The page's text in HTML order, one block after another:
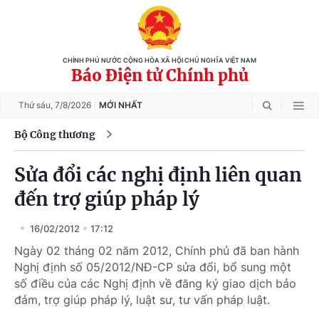
CHÍNH PHỦ NƯỚC CỘNG HÒA XÃ HỘI CHỦ NGHĨA VIỆT NAM
Báo Điện tử Chính phủ
Thứ sáu, 7/8/2026 MỚI NHẤT
Bộ Công thương
Sửa đổi các nghị định liên quan
đến trợ giúp pháp lý
16/02/2012 17:12
Ngày 02 tháng 02 năm 2012, Chính phủ đã ban hành
Nghị định số 05/2012/NĐ-CP sửa đổi, bổ sung một
số điều của các Nghị định về đăng ký giao dịch bảo
đảm, trợ giúp pháp lý, luật sư, tư vấn pháp luật.